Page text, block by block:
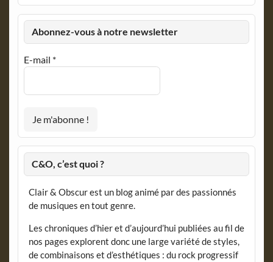
Abonnez-vous à notre newsletter
E-mail *
C&O, c’est quoi ?
Clair & Obscur est un blog animé par des passionnés
de musiques en tout genre.
Les chroniques d’hier et d’aujourd’hui publiées au fil de
nos pages explorent donc une large variété de styles,
de combinaisons et d’esthétiques : du rock progressif